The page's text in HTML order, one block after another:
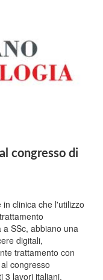
congresso di
clinica che l'utilizzo
SSc, abbiano una
digitali,
trattamento con
congresso
3 lavori italiani.